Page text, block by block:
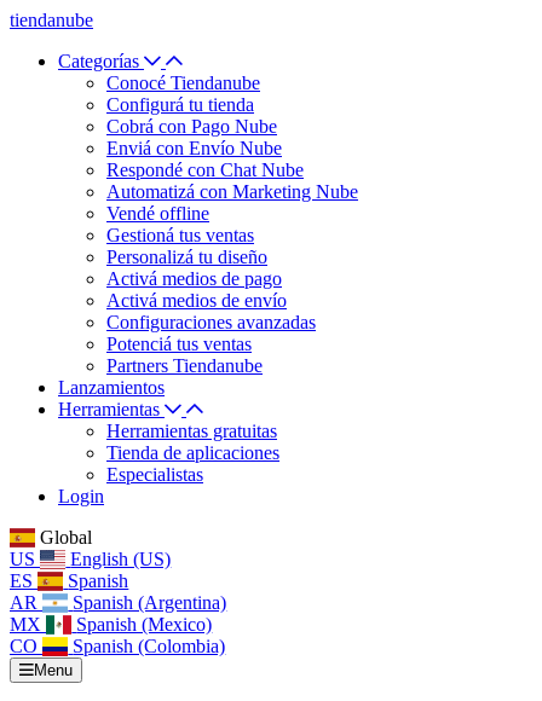
tiendanube
Categorías
Conocé Tiendanube
Configurá tu tienda
Cobrá con Pago Nube
Enviá con Envío Nube
Respondé con Chat Nube
Automatizá con Marketing Nube
Vendé offline
Gestioná tus ventas
Personalizá tu diseño
Activá medios de pago
Activá medios de envío
Configuraciones avanzadas
Potenciá tus ventas
Partners Tiendanube
Lanzamientos
Herramientas
Herramientas gratuitas
Tienda de aplicaciones
Especialistas
Login
Global
US
English (US)
ES
Spanish
AR
Spanish (Argentina)
MX
Spanish (Mexico)
CO
Spanish (Colombia)
Menu